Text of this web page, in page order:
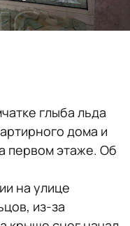
глыба льда
дома и
первом этаже. Об
на улице
из-за